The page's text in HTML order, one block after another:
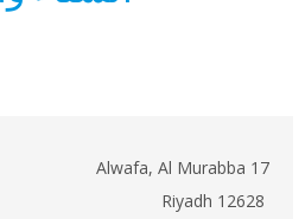
17 Alwafa, Al Murabba